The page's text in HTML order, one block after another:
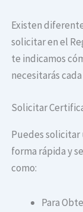
Existen
solicitar en el
te indicamos
necesitarás
Solicitar
Puedes
forma rápida y
como:
Para